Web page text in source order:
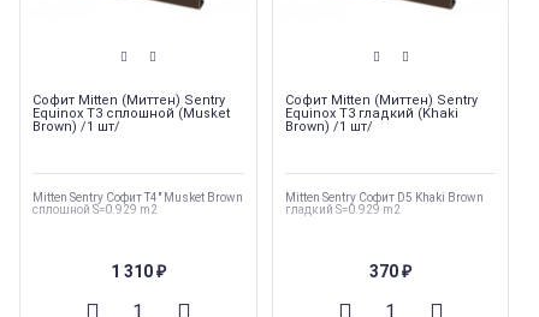
Софит Mitten (Миттен) Sentry
Equinox T3 сплошной (Musket
Brown) /1 шт/
Mitten Sentry Софит T4" Musket Brown
сплошной S=0.929 m2
1 310 ₽
Софит Mitten (Миттен) Sentry
Equinox T3 гладкий (Khaki
Brown) /1 шт/
Mitten Sentry Софит D5 Khaki Brown
гладкий S=0.929 m2
370₽